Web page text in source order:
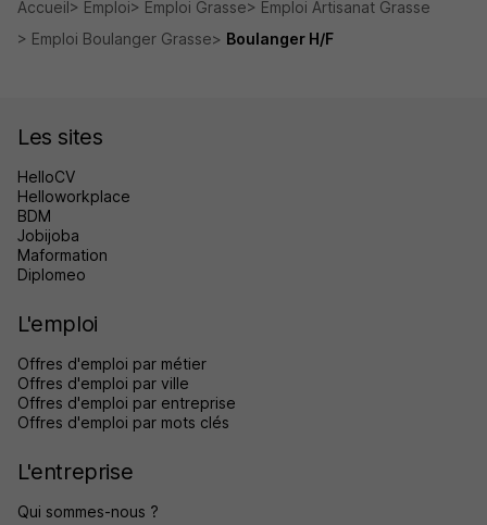
Accueil Emploi Emploi Grasse
Emploi Artisanat Grasse
Emploi Boulanger Grasse
Boulanger H/F
Les sites
HelloCV
Helloworkplace
BDM
Jobijoba
Maformation
Diplomeo
L'emploi
Offres d'emploi par métier
Offres d'emploi par ville
Offres d'emploi par entreprise
Offres d'emploi par mots clés
L'entreprise
Qui sommes-nous ?